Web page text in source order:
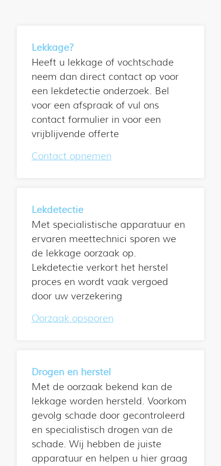
Lekkage?
Heeft u lekkage of vochtschade
neem dan direct contact op voor
een lekdetectie onderzoek. Bel
voor een afspraak of vul ons
contact formulier in voor een
vrijblijvende offerte
Contact opnemen
Lekdetectie
Met specialistische apparatuur en
ervaren meettechnici sporen we
de lekkage oorzaak op.
Lekdetectie verkort het herstel
proces en wordt vaak vergoed
door uw verzekering
Oorzaak opsporen
Drogen en herstel
Met de oorzaak bekend kan de
lekkage worden hersteld. Voorkom
gevolg schade door gecontroleerd
en specialistisch drogen van de
schade. Wij hebben de juiste
apparatuur en helpen u hier graag